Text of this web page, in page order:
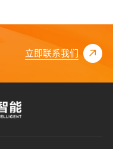
立即联系我们